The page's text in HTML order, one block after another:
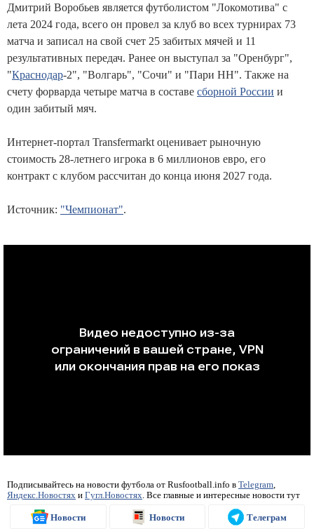
Дмитрий Воробьев является футболистом "Локомотива" с
лета 2024 года, всего он провел за клуб во всех турнирах 73
матча и записал на свой счет 25 забитых мячей и 11
результативных передач. Ранее он выступал за "Оренбург",
"Краснодар-2", "Волгарь", "Сочи" и "Пари НН". Также на
счету форварда четыре матча в составе сборной России и
один забитый мяч.
Интернет-портал Transfermarkt оценивает рыночную
стоимость 28-летнего игрока в 6 миллионов евро, его
контракт с клубом рассчитан до конца июня 2027 года.
Источник: "Чемпионат".
Подписывайтесь на новости футбола от Rusfootball.info в Telegram
Яндекс.Новостях и Гугл.Новостях . Все главные и интересные новости тут
Новости Новости Телеграм